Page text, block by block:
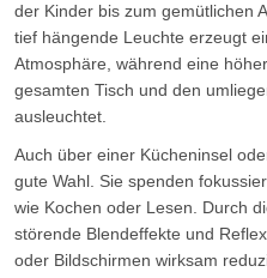
der Kinder bis zum gemütlichen
tief hängende Leuchte erzeugt
Atmosphäre, während eine
gesamten Tisch und den
ausleuchtet.
Auch über einer Kücheninsel
gute Wahl. Sie spenden
wie Kochen oder Lesen. Durch
störende Blendeffekte und
oder Bildschirmen wirksam